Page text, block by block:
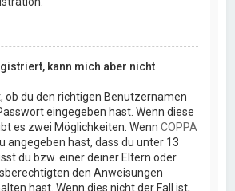
kann mich aber nicht
ob du den richtigen Benutzernamen
eingegeben hast. Wenn diese
es zwei Möglichkeiten. WennCOPPA
angegeben hast, dass du unter 13
du bzw. einer deiner Eltern oder
den Anweisungen
hast. Wenn dies nicht der Fall ist,